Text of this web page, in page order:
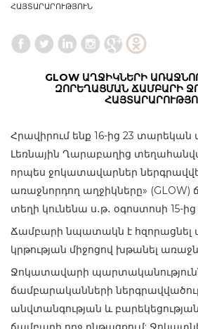
ՀԱՅՏԱՐԱՐՈՒԹՅՈՒՆ
GLOW ԱՂՋԻԿՆԵՐԻ
ԶՈՐԵՂԱՑՄԱՆ ՃԱՄԲԱՐԻ
Հրավիրում ենք 16-ից 23 տարեկան
Լեռնային Ղարաբաղից
որպես ջոկատավարներ
առաջնորդող աղջիկները» (GLOW)
տեղի կունենա ս․թ․ օգոստոսի 15-ից
Ճամբարի նպատակն է հզորացնել
կրթության միջոցով խթանել
Ջոկատավարի պարտակ
ճամբարականների
անվտանգության և